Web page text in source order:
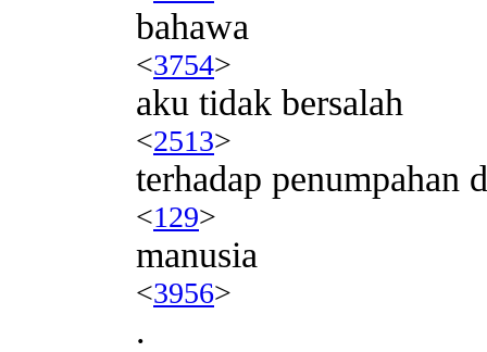
bahawa
<3754>
aku tidak bersalah
<2513>
terhadap penumpahan
<129>
manusia
<3956>
.